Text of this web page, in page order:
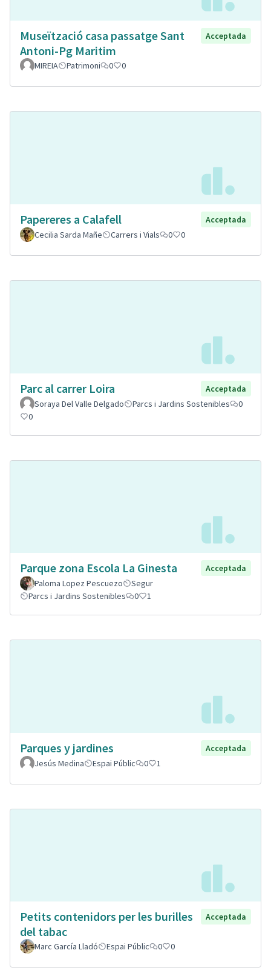
Museïtzació casa passatge Sant
Antoni-Pg Maritim
Acceptada
MIREIA Patrimoni 0 0
Papereres a Calafell
Acceptada
Cecilia Sarda Mañe
Carrers i Vials 0 0
Parc al carrer Loira
Acceptada
Soraya Del Valle Delgado
Parcs i Jardins Sostenibles
0
0
Parque zona Escola La Ginesta
Acceptada
Paloma Lopez Pescuezo
Segur
Parcs i Jardins Sostenibles
0 1
Parques y jardines
Acceptada
Jesús Medina
Espai Públic 0 1
Petits contenidors per les burilles
del tabac
Acceptada
Marc García Lladó Espai Públic 0 0